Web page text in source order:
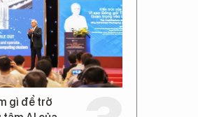
gì để trở